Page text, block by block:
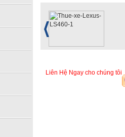
Liên Hệ Ngay cho chúng tôi